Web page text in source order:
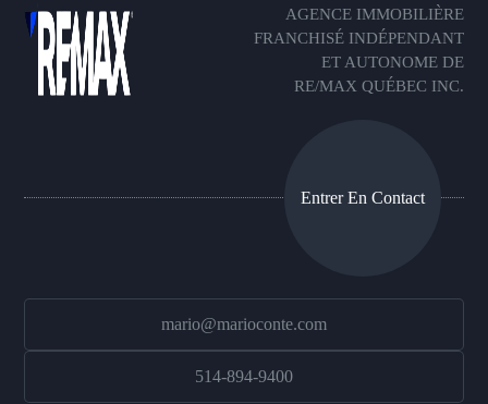
AGENCE IMMOBILIÈRE
FRANCHISÉ INDÉPENDANT
ET AUTONOME DE
RE/MAX QUÉBEC INC.
Entrer En Contact
mario@marioconte.com
514-894-9400